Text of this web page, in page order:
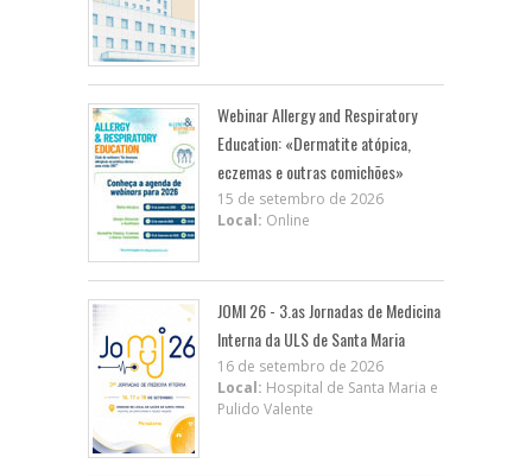
Webinar Allergy and Respiratory
Education: «Dermatite atópica,
eczemas e outras comichões»
15 de setembro de 2026
Local: Online
JOMI 26 - 3.as Jornadas de Medicina
Interna da ULS de Santa Maria
16 de setembro de 2026
Local: Hospital de Santa Maria e
Pulido Valente